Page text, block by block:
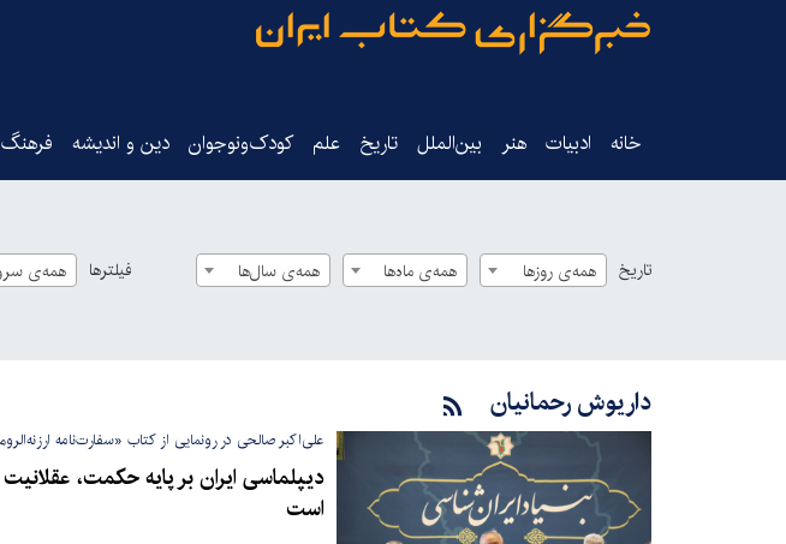
خانه ادبیات هنر بین‌الملل تاریخ‌ علم کودک‌ونوجوان دین و اندیشه
تاریخ همه‌ی روزها همه‌ی ماه‌ها همه‌ی سال‌ها فیلترها همه‌ی
داریوش رحمانیان
علی‌اکبر صالحی در رونمایی از کتاب «سفارت‌نامه
دیپلماسی ایران بر پایه حکمت، عقلانیت
است